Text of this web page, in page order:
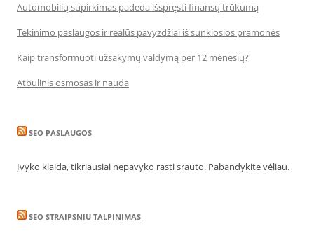
Automobilių supirkimas padeda išspręsti finansų trūkumą
Tekinimo paslaugos ir realūs pavyzdžiai iš sunkiosios pramonės
Kaip transformuoti užsakymų valdymą per 12 mėnesių?
Atbulinis osmosas ir nauda
SEO PASLAUGOS
Įvyko klaida, tikriausiai nepavyko rasti srauto. Pabandykite vėliau.
SEO STRAIPSNIU TALPINIMAS